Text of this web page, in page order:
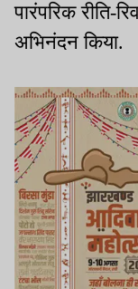
पारंपरिक रीति-
अभिनंदन किया.